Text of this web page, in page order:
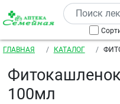
Перейти к основному
Строка
ГЛАВНАЯ КАТАЛОГ
100мл